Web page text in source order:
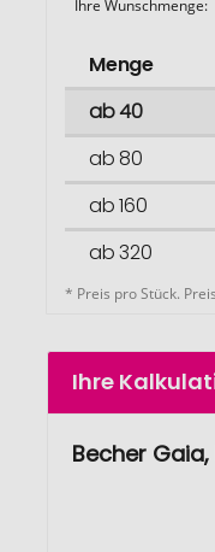
Ihre Wunschmenge:
Menge
ab 40
ab 80
ab 160
ab 320
* Preis pro Stück.
Ihre
Becher